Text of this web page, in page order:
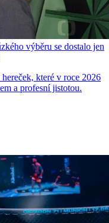
výběru se dostalo jen
které v roce 2026
a profesní jistotou.